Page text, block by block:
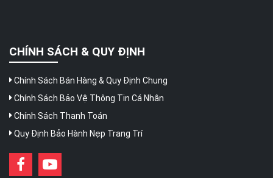
CHÍNH SÁCH & QUY ĐỊNH
Chính Sách Bán Hàng & Quy Định Chung
Chính Sách Bảo Vệ Thông Tin Cá Nhân
Chính Sách Thanh Toán
Quy Định Bảo Hành Nẹp Trang Trí